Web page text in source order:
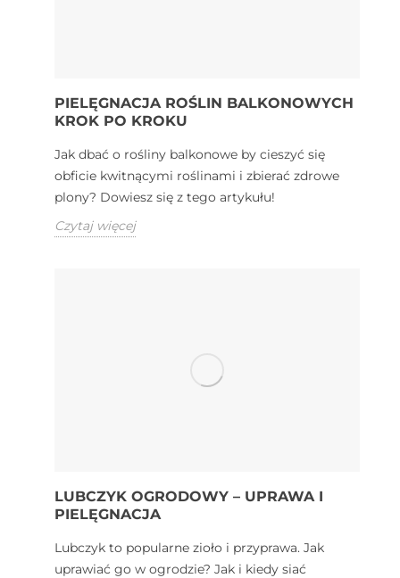
PIELĘGNACJA ROŚLIN BALKONOWYCH
KROK PO KROKU
Jak dbać o rośliny balkonowe by cieszyć się
obficie kwitnącymi roślinami i zbierać zdrowe
plony? Dowiesz się z tego artykułu!
Czytaj więcej
LUBCZYK OGRODOWY – UPRAWA I
PIELĘGNACJA
Lubczyk to popularne zioło i przyprawa. Jak
uprawiać go w ogrodzie? Jak i kiedy siać